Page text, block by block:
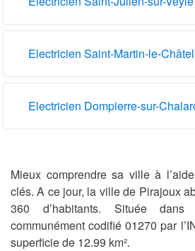
Electricien Saint-Martin-le-Châtel
Electricien Dompierre-sur-
Mieux comprendre sa ville à
clés. A ce jour, la ville de Pirajoux
360 d’habitants. Située
communément codifié 01270 par
superficie de 12.99 km².